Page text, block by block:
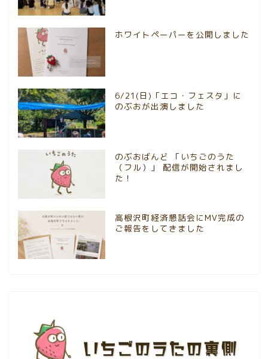
ホワイトペーパーを公開しました
6/21(日)「エコ・フェスタ」に
のぶおが出演しました
のぶおばんど 「いちごのうた
（フル）」 配信が開始されまし
た！
高根沢町経済懇話会にMV完成の
ご報告をしてきました